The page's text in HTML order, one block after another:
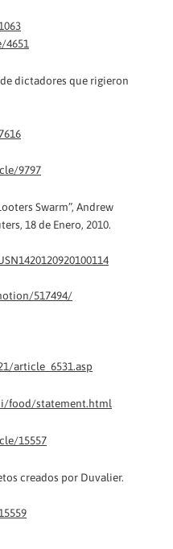
dictadores que rigieron
9797
Swarm”, Andrew
18 de Enero, 2010.
517494/
article_6531.asp
food/statement.html
15557
creados por Duvalier.